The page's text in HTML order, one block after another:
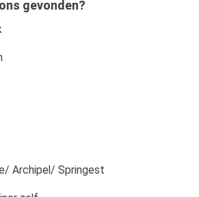
gevonden?
Archipel/ Springest